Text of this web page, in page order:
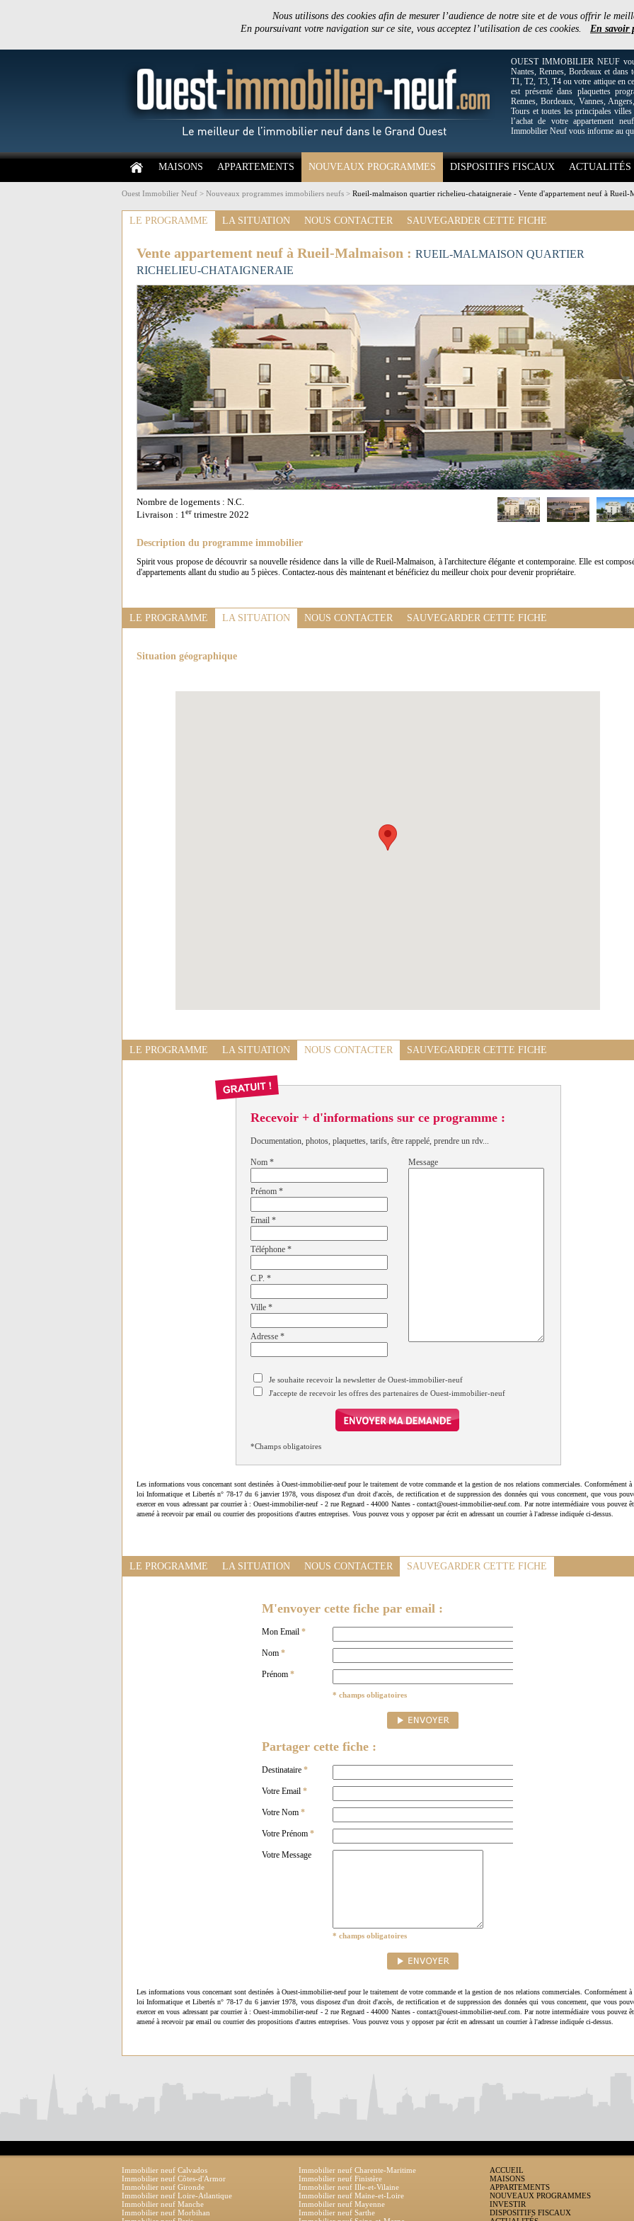
Nous utilisons des cookies afin de mesurer l’audience de notre site et de vous offrir le
En poursuivant votre navigation sur ce site, vous acceptez l’utilisation de ces cookies. En savoir
OUEST IMMOBILIER NEUF
Nantes, Rennes, Bordeaux et
T1, T2, T3, T4 ou votre attique en
est présenté dans plaquettes
Rennes, Bordeaux, Vannes,
Tours et toutes les principales
l’achat de votre appartement
Immobilier Neuf vous informe au
MAISONS APPARTEMENTS NOUVEAUX PROGRAMMES DISPOSITIFS FISCAUX ACTUALITÉS
Ouest Immobilier Neuf > Nouveaux programmes immobiliers neufs > Rueil-malmaison quartier richelieu-chataigneraie - Vente d'appartement neuf à Rueil-
LE PROGRAMME LA SITUATION NOUS CONTACTER SAUVEGARDER CETTE FICHE
Vente appartement neuf à Rueil-Malmaison : RUEIL-MALMAISON QUARTIER
RICHELIEU-CHATAIGNERAIE
Nombre de logements : N.C.
Livraison : 1er trimestre 2022
Description du programme immobilier
Spirit vous propose de découvrir sa nouvelle résidence dans la ville de Rueil-Malmaison, à l'architecture élégante et contemporaine. Elle est
d'appartements allant du studio au 5 pièces. Contactez-nous dès maintenant et bénéficiez du meilleur choix pour devenir propriétaire.
LE PROGRAMME LA SITUATION NOUS CONTACTER SAUVEGARDER CETTE FICHE
Situation géographique
LE PROGRAMME LA SITUATION NOUS CONTACTER SAUVEGARDER CETTE FICHE
Recevoir + d'informations sur ce programme :
Documentation, photos, plaquettes, tarifs, être rappelé, prendre un rdv...
Nom *
Prénom *
Email *
Téléphone *
C.P. *
Ville *
Adresse *
Message
Je souhaite recevoir la newsletter de Ouest-immobilier-neuf
J'accepte de recevoir les offres des partenaires de Ouest-immobilier-neuf
*Champs obligatoires
Les informations vous concernant sont destinées à Ouest-immobilier-neuf pour le traitement de votre commande et la gestion de nos relations commerciales. Conformément à
loi Informatique et Libertés n° 78-17 du 6 janvier 1978, vous disposez d'un droit d'accès, de rectification et de suppression des données qui vous concernent, que vous
exercer en vous adressant par courrier à : Ouest-immobilier-neuf - 2 rue Regnard - 44000 Nantes - contact@ouest-immobilier-neuf.com. Par notre intermédiaire vous pouvez
amené à recevoir par email ou courrier des propositions d'autres entreprises. Vous pouvez vous y opposer par écrit en adressant un courrier à l'adresse indiquée ci-dessus.
LE PROGRAMME LA SITUATION NOUS CONTACTER SAUVEGARDER CETTE FICHE
M'envoyer cette fiche par email :
Mon Email *
Nom *
Prénom *
* champs obligatoires
Partager cette fiche :
Destinataire *
Votre Email *
Votre Nom *
Votre Prénom *
Votre Message
* champs obligatoires
Les informations vous concernant sont destinées à Ouest-immobilier-neuf pour le traitement de votre commande et la gestion de nos relations commerciales. Conformément à
loi Informatique et Libertés n° 78-17 du 6 janvier 1978, vous disposez d'un droit d'accès, de rectification et de suppression des données qui vous concernent, que vous
exercer en vous adressant par courrier à : Ouest-immobilier-neuf - 2 rue Regnard - 44000 Nantes - contact@ouest-immobilier-neuf.com. Par notre intermédiaire vous pouvez
amené à recevoir par email ou courrier des propositions d'autres entreprises. Vous pouvez vous y opposer par écrit en adressant un courrier à l'adresse indiquée ci-dessus.
Immobilier neuf Calvados
Immobilier neuf Charente-Maritime
Immobilier neuf Côtes-d'Armor
Immobilier neuf Finistère
Immobilier neuf Gironde
Immobilier neuf Ille-et-Vilaine
Immobilier neuf Loire-Atlantique
Immobilier neuf Maine-et-Loire
Immobilier neuf Manche
Immobilier neuf Mayenne
Immobilier neuf Morbihan
Immobilier neuf Sarthe
ACCUEIL
MAISONS
APPARTEMENTS
NOUVEAUX PROGRAMMES
INVESTIR
DISPOSITIFS FISCAUX